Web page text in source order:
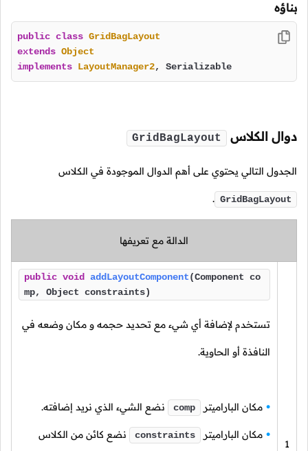
بناؤه
public class GridBagLayout
extends Object
implements LayoutManager2, Serializable
دوال الكلاس GridBagLayout
الجدول التالي يحتوي على أهم الدوال الموجودة في الكلاس
GridBagLayout
.
الدالة مع تعريفها
1
public void addLayoutComponent(Component co
mp, Object constraints)
تستخدم لإضافة أي شيء مع تحديد حجمه و مكان وضعه في
النافذة أو الحاوية.
مكان الباراميتر comp نضع الشيء الذي نريد إضافته.
مكان الباراميتر constraints نضع كائن من الكلاس